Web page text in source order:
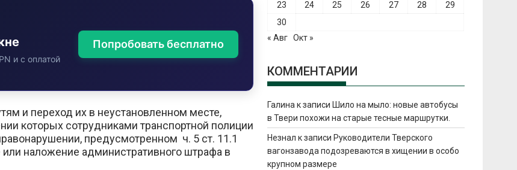
и с оплатой
Попробовать бесплатно
и переход их в неустановленном месте,
которых сотрудниками транспортной полиции
предусмотренном ч. 5 ст. 11.1
наложение административного штрафа в
23
24 25 26 27 28
29
30
« Авг Окт »
КОММЕНТАРИИ
Галина к записи Шило на мыло: новые автобусы
в Твери похожи на старые тесные маршрутки.
Незнал к записи Руководители Тверского
вагонзавода подозреваются в хищении в особо
крупном размере